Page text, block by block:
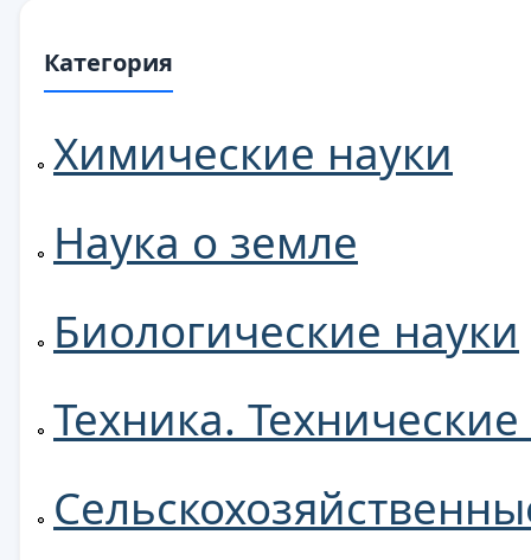
Категория
Химические науки
Наука о земле
Биологические науки
Техника.